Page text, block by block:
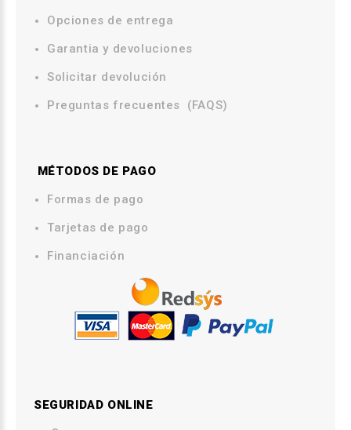
Opciones de entrega
Garantia y devoluciones
Solicitar devolución
Preguntas frecuentes (FAQS)
MÉTODOS DE PAGO
Formas de pago
Tarjetas de pago
Financiación
SEGURIDAD ONLINE